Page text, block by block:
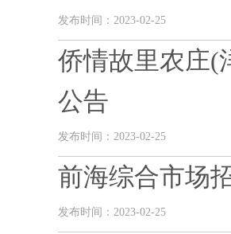
发布时间：2023-02-25
侨情故里农庄(
公告
发布时间：2023-02-25
前海综合市场
发布时间：2023-02-25